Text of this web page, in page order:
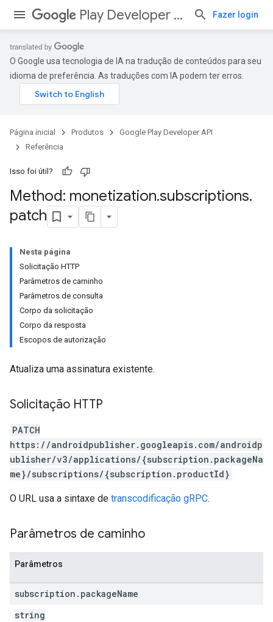
Play Developer API Fazer login
O Google usa tecnologia de IA na tradução de conteúdos para seu
idioma de preferência. As traduções com IA podem ter erros.
Página inicial Produtos
Google Play Developer API
Referência
Isso foi útil?
Method: monetization.subscriptions.
patch
Nesta página
Solicitação HTTP
Parâmetros de caminho
Parâmetros de consulta
Corpo da solicitação
Corpo da resposta
Escopos de autorização
Atualiza uma assinatura existente.
Solicitação HTTP
PATCH
https://androidpublisher.googleapis.com/androidp
ublisher/v3/applications/{subscription.packageNa
me}/subscriptions/{subscription.productId}
O URL usa a sintaxe de transcodificação gRPC.
Parâmetros de caminho
Parâmetros
subscription . packageName
string